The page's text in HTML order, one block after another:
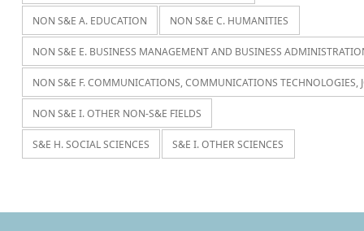
NON S&E A. EDUCATION NON S&E C. HUMANITIES
NON S&E E. BUSINESS MANAGEMENT AND BUSINESS
NON S&E F. COMMUNICATIONS, COMMUNICATIONS TECHNOLOGIES,
NON S&E I. OTHER NON-S&E FIELDS
S&E H. SOCIAL SCIENCES S&E I. OTHER SCIENCES